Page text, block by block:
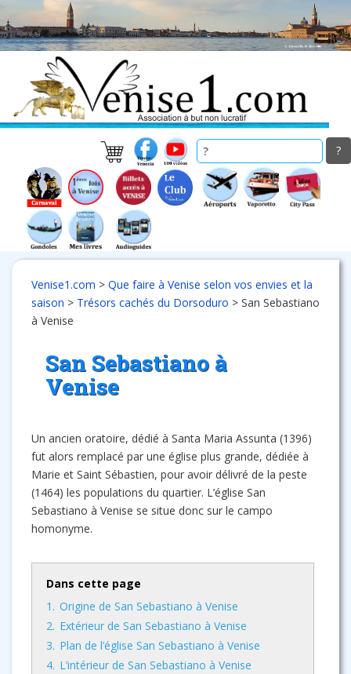
to
main
Venise1.com > Que faire à Venise selon vos envies et la
saison > Trésors cachés du Dorsoduro > San Sebastiano
à Venise
San Sebastiano à
Venise
Un ancien oratoire, dédié à Santa Maria Assunta (1396)
fut alors remplacé par une église plus grande, dédiée à
Marie et Saint Sébastien, pour avoir délivré de la peste
(1464) les populations du quartier. L’église San
Sebastiano à Venise se situe donc sur le campo
homonyme.
Dans cette page
1. Origine de San Sebastiano à Venise
2. Extérieur de San Sebastiano à Venise
3. Plan de l’église San Sebastiano à Venise
4. L’intérieur de San Sebastiano à Venise